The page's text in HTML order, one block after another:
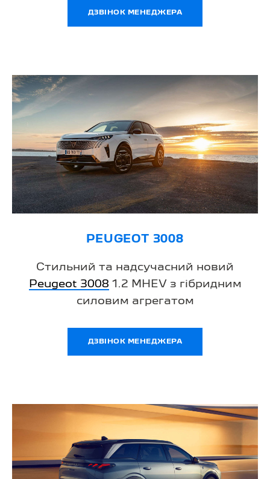
ДЗВІНОК МЕНЕДЖЕРА
PEUGEOT 3008
Стильний та надсучасний новий
Peugeot 3008 1.2 MHEV з гібридним
силовим агрегатом
ДЗВІНОК МЕНЕДЖЕРА